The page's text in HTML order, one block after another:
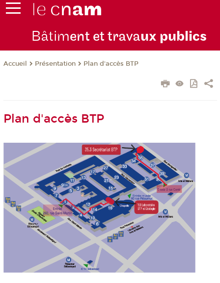
Bâtiment et travaux publics
Accueil Présentation Plan d'accès BTP
Plan d'accès BTP